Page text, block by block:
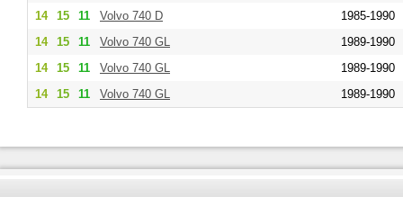
14
15 11 Volvo 740 D
1985-1990
14
15 11 Volvo 740 GL
1989-1990
14
15 11 Volvo 740 GL
1989-1990
14
15 11 Volvo 740 GL 1989-1990